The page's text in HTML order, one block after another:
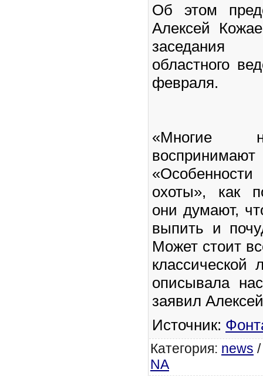
Об этом
Алексей
заседания
областного
февраля.
«Многие
охоты», как
они думают,
выпить и
Может стоит
классической
описывала
заявил
Источник:
Категория: news
NA